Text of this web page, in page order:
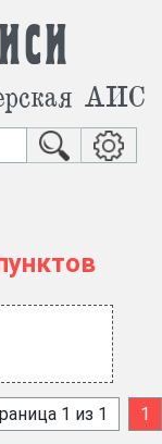
АИС
1 из 1 1